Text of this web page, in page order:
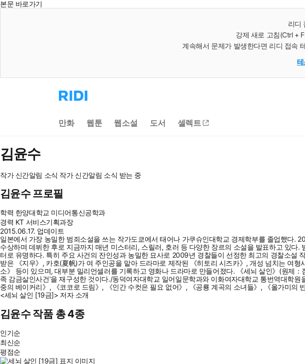
본문 바로가기
리디
강제 새로 고침(Ctrl +
계속해서 문제가 발생한다면 리디 접속
리
디
으
로
만화 웹툰 웹소설 도서 셀렉트
김윤수
작가 신간알림 소식 작가 신간알림 소식 받는 중
김윤수 프로필
학력 한양대학교 미디어통신공학과
경력 KT 서비스기획과장
2015.06.17. 업데이트
일본에서 가장 농밀한 범죄소설을 쓰는 작가도쿄에서 태어나 가쿠슈인대학교 경제학부를 졸업했다.
수상하며 데뷔한 후로 지금까지 매년 미스터리, 스릴러, 호러 등 다양한 장르의 소설을 발표하고 있
터로 유명하다. 특히 주요 사건의 잔인성과 농밀한 묘사로 2009년 경찰들이 선정한 최고의 경찰소
받은 《지우》, 카호(夏帆)가 여 주인공을 맡아 드라마로 제작된 《히토리 시즈카》, 개성 넘치는 여
소》 등이 있으며, 대부분 밀리언셀러를 기록하고 영화나 드라마로 만들어졌다. 《세뇌 살인》(원제
족 감금살인사건’을 재구성한 것이다./동덕여자대학교 일어일문학과와 이화여자대학교 통번역대학
중의 베이커리》, 《코코로 드림》, 《인간 수컷은 필요 없어》, 《공룡 계곡의 소녀들》, 《올가미의
<세뇌 살인 [19금]> 저자 소개
김윤수 작품 총 4종
인기순
최신순
평점순